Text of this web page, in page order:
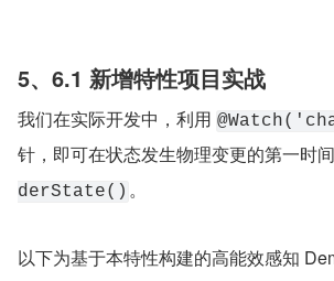
5、6.1 新增特性项目实战
我们在实际开发中，利用
针，即可在状态发生物理变更的第一时
derState() 。
以下为基于本特性构建的高能效感知